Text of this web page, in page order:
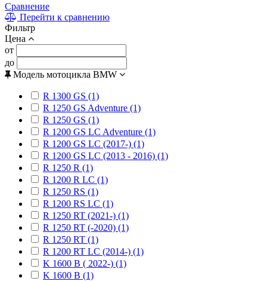
Сравнение
Перейти к сравнению
Фильтр
Цена
от
до
Модель мотоцикла BMW
R 1300 GS (1)
R 1250 GS Adventure (1)
R 1250 GS (1)
R 1200 GS LC Adventure (1)
R 1200 GS LC (2017-) (1)
R 1200 GS LC (2013 - 2016) (1)
R 1250 R (1)
R 1200 R LC (1)
R 1250 RS (1)
R 1200 RS LC (1)
R 1250 RT (2021-) (1)
R 1250 RT (-2020) (1)
R 1250 RT (1)
R 1200 RT LC (2014-) (1)
K 1600 B ( 2022-) (1)
K 1600 B (1)